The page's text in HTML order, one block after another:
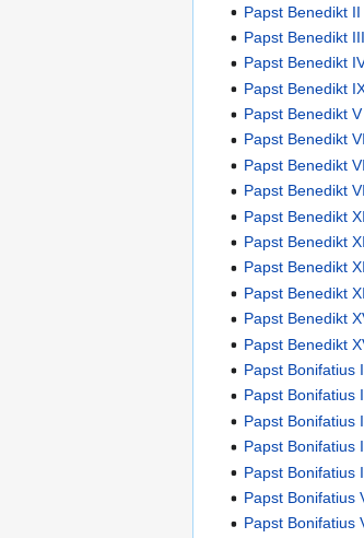
Papst Benedikt II
Papst Benedikt III
Papst Benedikt
Papst Benedikt
Papst Benedikt V
Papst Benedikt VI
Papst Benedikt
Papst Benedikt
Papst Benedikt XI
Papst Benedikt
Papst Benedikt
Papst Benedikt
Papst Benedikt
Papst Benedikt
Papst Bonifatius I
Papst Bonifatius
Papst Bonifatius
Papst Bonifatius
Papst Bonifatius
Papst Bonifatius
Papst Bonifatius